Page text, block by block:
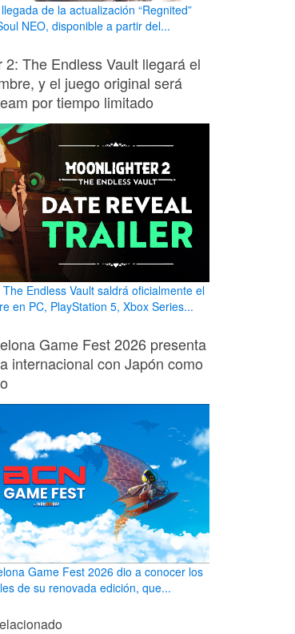
de la actualización “Regnited”
NEO, disponible a partir del...
2: The Endless Vault llegará el
y el juego original será
por tiempo limitado
Endless Vault saldrá oficialmente el
en PC, PlayStation 5, Xbox Series...
Game Fest 2026 presenta
internacional con Japón como
Game Fest 2026 dio a conocer los
de su renovada edición, que...